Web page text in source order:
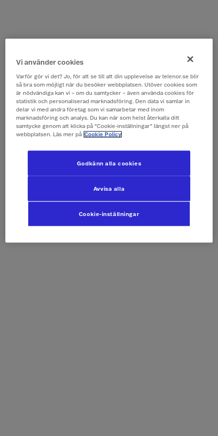
Vi använder cookies
Varför gör vi det? Jo, för att se till att din upplevelse av telenor.se blir
så bra som möjligt när du besöker webbplatsen. Utöver cookies som
är nödvändiga kan vi – om du samtycker – även använda cookies för
statistik och personaliserad marknadsföring. Den data vi samlar in
delar vi med andra företag som vi samarbetar med inom
marknadsföring och analys. Du kan när som helst återkalla ditt
samtycke genom att klicka på ”Cookie-inställningar” längst ner på
webbplatsen. Läs mer på Cookie Policy
Cookie-inställningar
Avvisa alla
Godkänn alla cookies